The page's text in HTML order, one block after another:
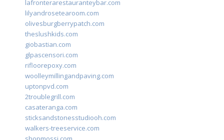
lafronterarestauranteybar.com
lilyandrosetearoom.com
olivesburgberrypatch.com
theslushkids.com
giobastian.com
glpascensori.com
rifloorepoxy.com
woolleymillingandpaving.com
uptonpvd.com
2troublegrill.com
casateranga.com
sticksandstonesstudiooh.com
walkers-treeservice.com